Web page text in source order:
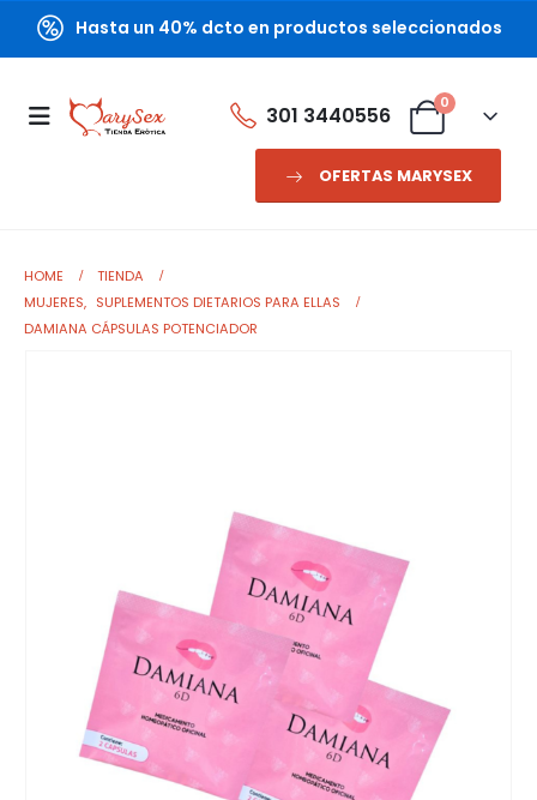
Hasta un 40% dcto en productos seleccionados
301 3440556
0
OFERTAS MARYSEX
HOME
TIENDA
MUJERES, SUPLEMENTOS DIETARIOS PARA ELLAS
DAMIANA CÁPSULAS POTENCIADOR